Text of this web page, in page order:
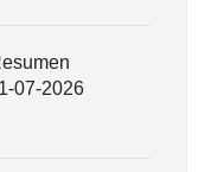
07-2026